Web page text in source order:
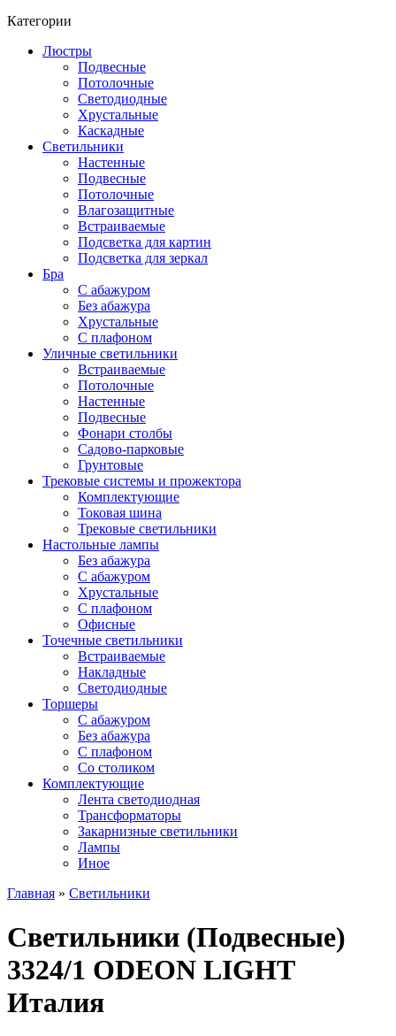
Категории
Люстры
Подвесные
Потолочные
Светодиодные
Хрустальные
Каскадные
Светильники
Настенные
Подвесные
Потолочные
Влагозащитные
Встраиваемые
Подсветка для картин
Подсветка для зеркал
Бра
С абажуром
Без абажура
Хрустальные
С плафоном
Уличные светильники
Встраиваемые
Потолочные
Настенные
Подвесные
Фонари столбы
Садово-парковые
Грунтовые
Трековые системы и прожектора
Комплектующие
Токовая шина
Трековые светильники
Настольные лампы
Без абажура
С абажуром
Хрустальные
С плафоном
Офисные
Точечные светильники
Встраиваемые
Накладные
Светодиодные
Торшеры
С абажуром
Без абажура
С плафоном
Со столиком
Комплектующие
Лента светодиодная
Трансформаторы
Закарнизные светильники
Лампы
Иное
Главная » Светильники
Светильники (Подвесные)
3324/1 ODEON LIGHT
Италия